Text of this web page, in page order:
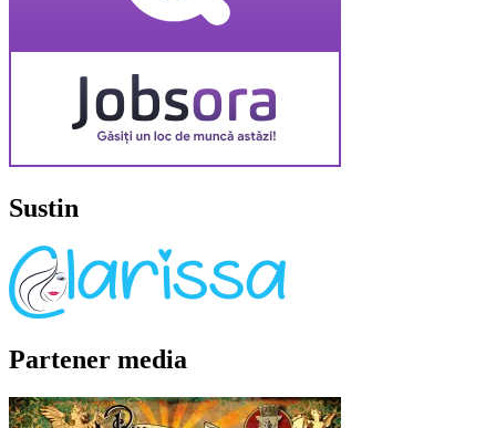
Sustin
Partener media